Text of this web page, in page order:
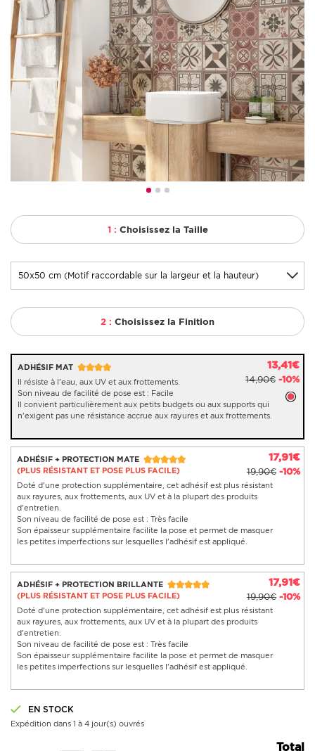
1 : Choisissez la Taille
2 : Choisissez la Finition
ADHÉSIF MAT 13,41€
14,90€ -10%
Il résiste à l'eau, aux UV et aux frottements.
Son niveau de facilité de pose est : Facile
Il convient particulièrement aux petits budgets ou aux supports qui
n'exigent pas une résistance accrue aux rayures et aux frottements.
ADHÉSIF + PROTECTION MATE
(PLUS RÉSISTANT ET POSE PLUS FACILE)
17,91€
19,90€ -10%
Doté d'une protection supplémentaire, cet adhésif est plus résistant
aux rayures, aux frottements, aux UV et à la plupart des produits
d'entretien.
Son niveau de facilité de pose est : Très facile
Son épaisseur supplémentaire facilite la pose et permet de masquer
les petites imperfections sur lesquelles l'adhésif est appliqué.
ADHÉSIF + PROTECTION BRILLANTE
(PLUS RÉSISTANT ET POSE PLUS FACILE)
17,91€
19,90€ -10%
Doté d'une protection supplémentaire, cet adhésif est plus résistant
aux rayures, aux frottements, aux UV et à la plupart des produits
d'entretien.
Son niveau de facilité de pose est : Très facile
Son épaisseur supplémentaire facilite la pose et permet de masquer
les petites imperfections sur lesquelles l'adhésif est appliqué.
EN STOCK
Expédition dans 1 à 4 jour(s) ouvrés
Total